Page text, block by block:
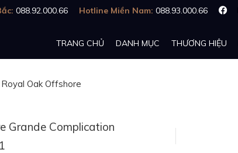
088.92.000.66 Hotline Miền Nam: 088.93.000.66
TRANG CHỦ DANH MỤC THƯƠNG HIỆU
Oak Offshore
Grande Complication